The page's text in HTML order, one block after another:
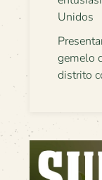
Unidos
gemelo
distrito